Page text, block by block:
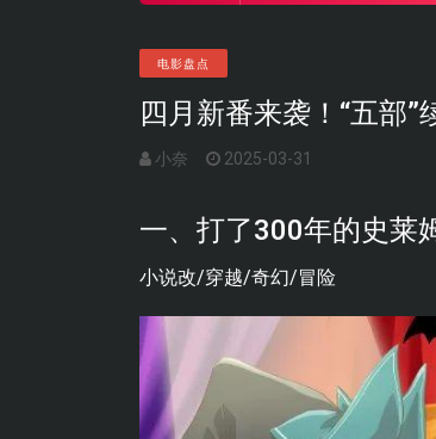
电影盘点
四月新番来袭！“五部
小奈 2025-03-31
一、打了300年的史莱
小说改/穿越/奇幻/冒险